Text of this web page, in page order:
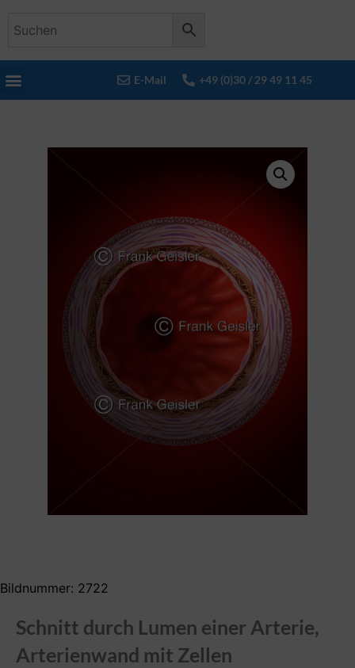
E-Mail +49 (0)30 / 29 49 11 45
Bildnummer: 2722
Schnitt durch Lumen einer Arterie,
Arterienwand mit Zellen